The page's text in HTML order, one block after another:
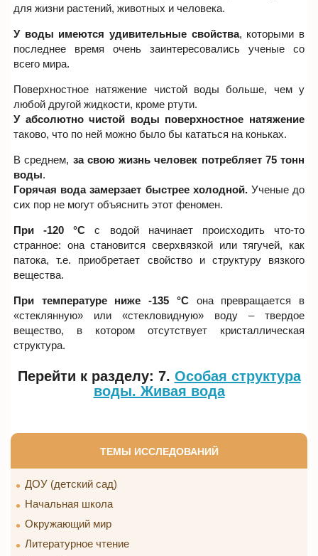
ТЕМЫ ИССЛЕДОВАНИЙ
ДОУ (детский сад)
Начальная школа
Окружающий мир
Литературное чтение
для жизни растений, животных и человека.
У воды имеются удивительные свойства, которыми в
последнее время очень заинтересовались ученые со
всего мира.
Поверхностное натяжение чистой воды больше, чем у
любой другой жидкости, кроме ртути.
У абсолютно чистой воды поверхностное натяжение
таково, что по ней можно было бы кататься на коньках.
В среднем, за свою жизнь человек потребляет 75 тонн
воды.
Горячая вода замерзает быстрее холодной.Ученые до
сих пор не могут объяснить этот феномен.
При -120 °C с водой начинает происходить что-то
странное: она становится сверхвязкой или тягучей, как
патока, т.е. приобретает свойство и структуру вязкого
вещества.
При температуре ниже -135 °Cона превращается в
«стеклянную» или «стекловидную» воду – твердое
вещество, в котором отсутствует кристаллическая
структура.
Перейти к разделу: 7. Особая структура
воды. Живая вода